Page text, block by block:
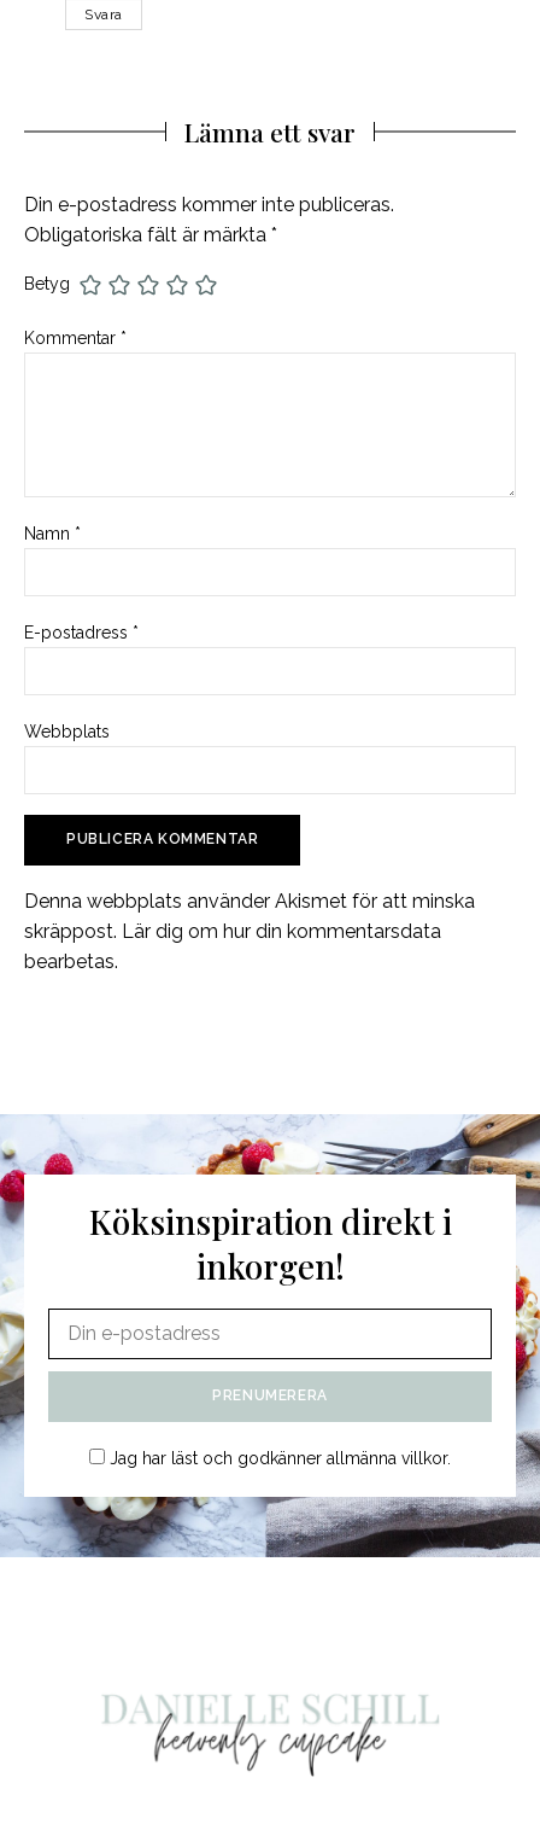
Svara
Lämna ett svar
Din e-postadress kommer inte publiceras.
Obligatoriska fält är märkta *
Betyg
Kommentar *
Namn *
E-postadress *
Webbplats
Denna webbplats använder Akismet för att minska
skräppost. Lär dig om hur din kommentarsdata
bearbetas.
Köksinspiration direkt i
inkorgen!
Jag har läst och godkänner allmänna villkor.